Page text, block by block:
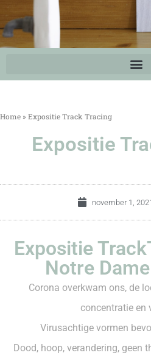
Home » Expositie Track Tracing
Expositie
november 1,
Expositie
Notre
Corona overkwam ons, de
concentratie en
Virusachtige vormen
Dood, hoop, verandering, geen